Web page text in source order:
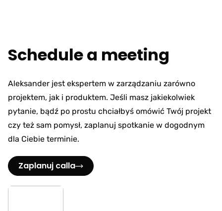
Schedule a meeting
Aleksander jest ekspertem w zarządzaniu zarówno
projektem, jak i produktem. Jeśli masz jakiekolwiek
pytanie, bądź po prostu chciałbyś omówić Twój projekt
czy też sam pomysł, zaplanuj spotkanie w dogodnym
dla Ciebie terminie.
Zaplanuj calla